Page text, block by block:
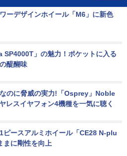
ーデザインホイール「M6」に新色
SP4000T」の魅力！ポケットに入る
醍醐味
のに脅威の実力!「Osprey」Noble
レスイヤフォン4機種を一気に聴く
ピースアルミホイール「CE28 N-plu
まに剛性を向上